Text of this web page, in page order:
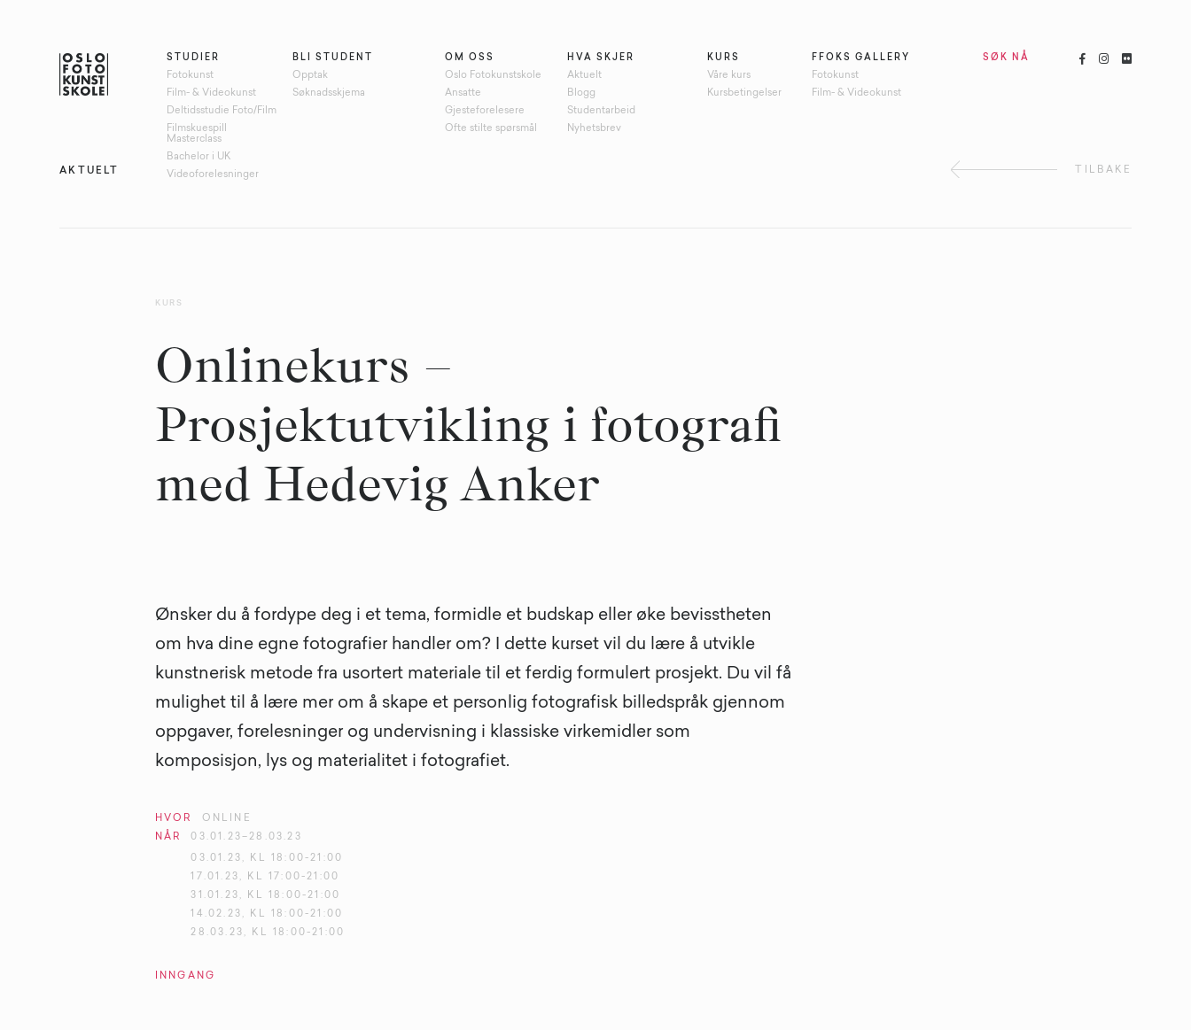
STUDIER
Fotokunst
Film- & Videokunst
Deltidsstudie Foto/Film
Filmskuespill
Masterclass
Bachelor i UK
Videoforelesninger
BLI STUDENT
Opptak
Søknadsskjema
OM OSS
Oslo Fotokunstskole
Ansatte
Gjesteforelesere
Ofte stilte spørsmål
HVA SKJER
Aktuelt
Blogg
Studentarbeid
Nyhetsbrev
KURS
Våre kurs
Kursbetingelser
FFOKS GALLERY
Fotokunst
Film- & Videokunst
SØK NÅ   
AKTUELT TILBAKE
KURS
Onlinekurs –
Prosjektutvikling i fotografi
med Hedevig Anker
Ønsker du å fordype deg i et tema, formidle et budskap eller øke bevisstheten
om hva dine egne fotografier handler om? I dette kurset vil du lære å utvikle
kunstnerisk metode fra usortert materiale til et ferdig formulert prosjekt. Du vil få
mulighet til å lære mer om å skape et personlig fotografisk billedspråk gjennom
oppgaver, forelesninger og undervisning i klassiske virkemidler som
komposisjon, lys og materialitet i fotografiet.
HVOR
ONLINE
NÅR
03 .01 . 23–28 .03 .23
03.01.23, KL 18:00-21:00
17.01.23, KL 17:00-21:00
31.01.23, KL 18:00-21:00
14.02.23, KL 18:00-21:00
28.03.23, KL 18:00-21:00
INNGANG